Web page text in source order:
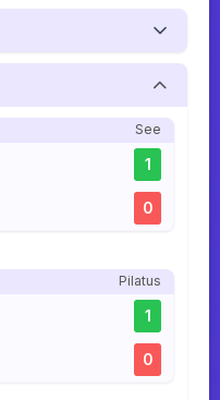
See
1
0
Pilatus
1
0